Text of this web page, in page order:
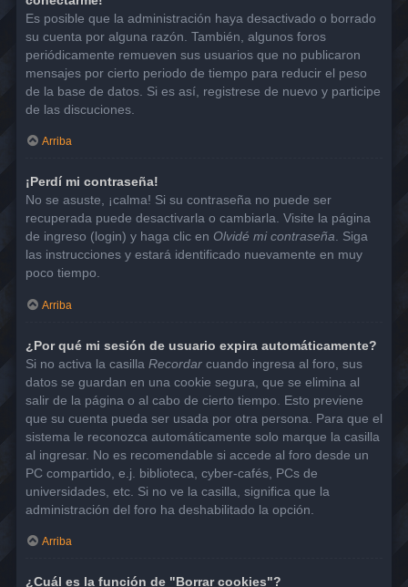
Es posible que la administración haya desactivado o borrado
su cuenta por alguna razón. También, algunos foros
periódicamente remueven sus usuarios que no publicaron
mensajes por cierto periodo de tiempo para reducir el peso
de la base de datos. Si es así, registrese de nuevo y participe
de las discuciones.
Arriba
¡Perdí mi contraseña!
No se asuste, ¡calma! Si su contraseña no puede ser
recuperada puede desactivarla o cambiarla. Visite la página
de ingreso (login) y haga clic en Olvidé mi contraseña. Siga
las instrucciones y estará identificado nuevamente en muy
poco tiempo.
Arriba
¿Por qué mi sesión de usuario expira automáticamente?
Si no activa la casilla Recordar cuando ingresa al foro, sus
datos se guardan en una cookie segura, que se elimina al
salir de la página o al cabo de cierto tiempo. Esto previene
que su cuenta pueda ser usada por otra persona. Para que el
sistema le reconozca automáticamente solo marque la casilla
al ingresar. No es recomendable si accede al foro desde un
PC compartido, e.j. biblioteca, cyber-cafés, PCs de
universidades, etc. Si no ve la casilla, significa que la
administración del foro ha deshabilitado la opción.
Arriba
¿Cuál es la función de "Borrar cookies"?